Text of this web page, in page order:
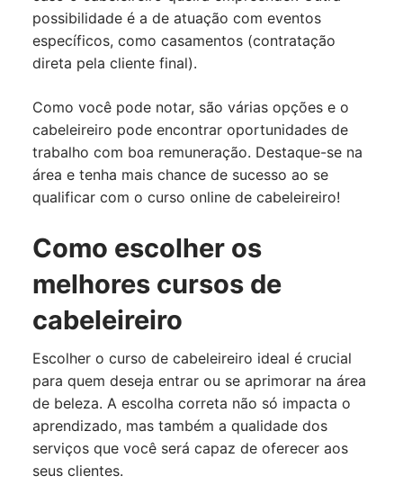
possibilidade é a de atuação com eventos
específicos, como casamentos (contratação
direta pela cliente final).
Como você pode notar, são várias opções e o
cabeleireiro pode encontrar oportunidades de
trabalho com boa remuneração. Destaque-se na
área e tenha mais chance de sucesso ao se
qualificar com o curso online de cabeleireiro!
Como escolher os
melhores cursos de
cabeleireiro
Escolher o curso de cabeleireiro ideal é crucial
para quem deseja entrar ou se aprimorar na área
de beleza. A escolha correta não só impacta o
aprendizado, mas também a qualidade dos
serviços que você será capaz de oferecer aos
seus clientes.